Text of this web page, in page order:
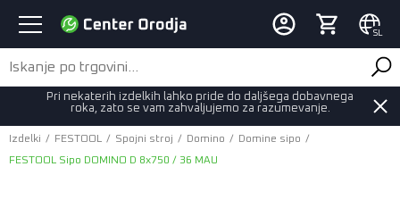
SL
Pri nekaterih izdelkih lahko pride do daljšega dobavnega
roka, zato se vam zahvaljujemo za razumevanje.
Izdelki / FESTOOL / Spojni stroj / Domino / Domine sipo /
FESTOOL Sipo DOMINO D 8x750 / 36 MAU